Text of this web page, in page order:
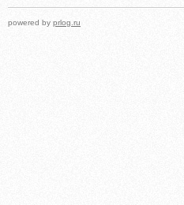
powered by prlog.ru